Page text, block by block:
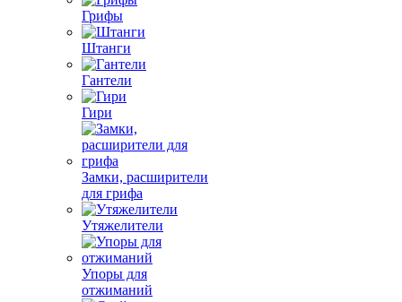
Грифы
Штанги
Гантели
Гири
Замки, расширители
для грифа
Утяжелители
Упоры для
отжиманий